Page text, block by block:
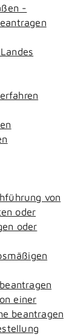
-
von
oder
oder
einer
beantragen